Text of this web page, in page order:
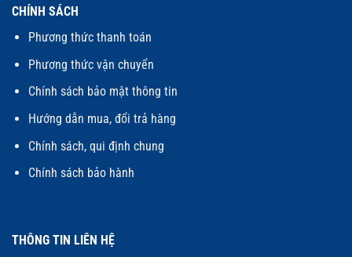
CHÍNH SÁCH
Phương thức thanh toán
Phương thức vận chuyển
Chính sách bảo mật thông tin
Hướng dẫn mua, đổi trả hàng
Chính sách, qui định chung
Chính sách bảo hành
THÔNG TIN LIÊN HỆ